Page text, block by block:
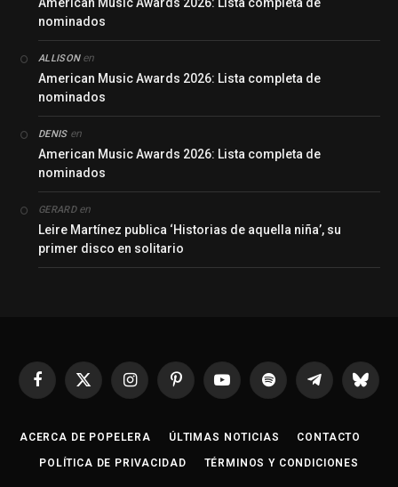
nominados
ALLISONen
American Music Awards 2026: Lista completa de
nominados
DENISen
American Music Awards 2026: Lista completa de
nominados
GERARDen
Leire Martínez publica ‘Historias de aquella niña’, su
primer disco en solitario
Facebook
X
InstagramPinterestYouTubeSpotify Telegrama
ACERCA DE POPELERA ÚLTIMAS NOTICIAS CONTACTO
POLÍTICA DE PRIVACIDAD TÉRMINOS Y CONDICIONES